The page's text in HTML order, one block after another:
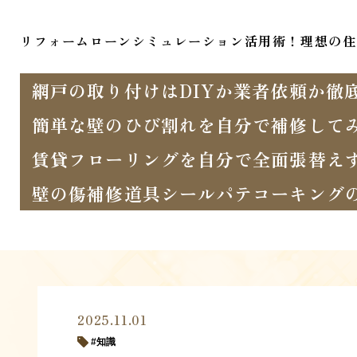
リフォームローンシミュレーション活用術！理想の
網戸の取り付けはDIYか業者依頼か徹
簡単な壁のひび割れを自分で補修して
賃貸フローリングを自分で全面張替え
壁の傷補修道具シールパテコーキング
2025.11.01
知識